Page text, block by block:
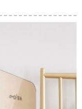
屋兼用USB充電宝220
す。